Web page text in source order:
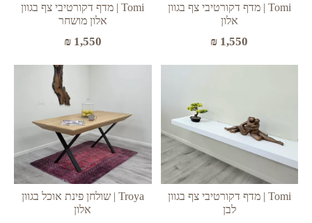
Tomi | מדף דקורטיבי צף בגוון
אלון
₪ 1,550
Tomi | מדף דקורטיבי צף בגוון
אלון מושחר
₪1,550
Tomi | מדף דקורטיבי צף בגוון
לבן
Troya | שולחן פינת אוכל בגוון
אלון